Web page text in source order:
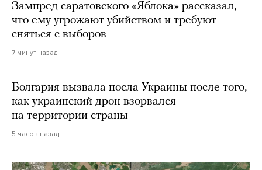
Зампред саратовского «Яблока» рассказал,
что ему угрожают убийством и требуют
сняться с выборов
7 минут назад
Болгария вызвала посла Украины после того,
как украинский дрон взорвался
на территории страны
5 часов назад